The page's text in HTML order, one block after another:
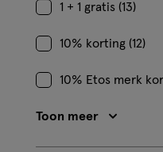
1 + 1 gratis (13)
10% korting (12)
10% Etos merk
Toon meer